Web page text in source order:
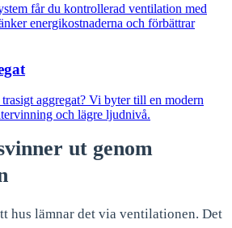
får du kontrollerad ventilation med
energikostnaderna och förbättrar
aggregat? Vi byter till en modern
och lägre ljudnivå.
ut genom
hus lämnar det via ventilationen. Det